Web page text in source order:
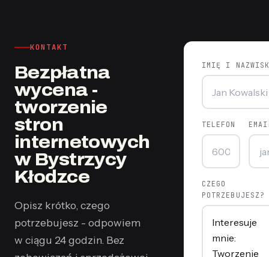
KONTAKT
Bezpłatna
wycena -
tworzenie
stron
internetowych
w Bystrzycy
Kłodzce
Opisz krótko, czego
potrzebujesz - odpowiem
w ciągu 24 godzin. Bez
IMIĘ I
TELEFON
CZEGO
POTRZEBUJESZ?